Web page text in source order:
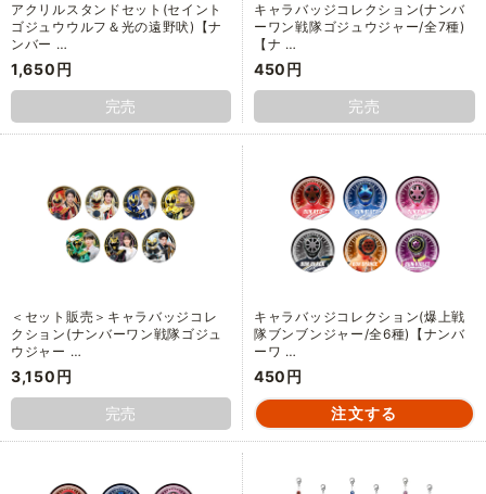
アクリルスタンドセット(セイント
ゴジュウウルフ＆光の遠野吠)【ナ
ンバー …
1,650円
完売
キャラバッジコレクション(ナンバ
ーワン戦隊ゴジュウジャー/全7種)
【ナ …
450円
完売
＜セット販売＞キャラバッジコレ
クション(ナンバーワン戦隊ゴジュ
ウジャー …
3,150円
完売
キャラバッジコレクション(爆上戦
隊ブンブンジャー/全6種)【ナンバ
ーワ …
450円